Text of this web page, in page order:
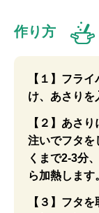
作り方
【１】フラ
け、あさりを
【２】あさ
注いでフタを
くまで2-3分
ら加熱します
【３】フタ